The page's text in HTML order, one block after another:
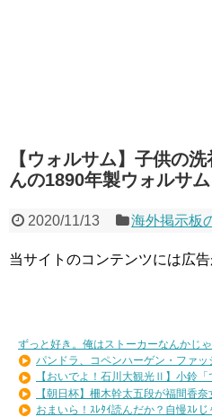
【ウォルサム】子供の
んの1890年製ウォルサ
2020/11/13 海外掲示板
当サイトのコンテンツには広告
ずっと好き。俺はストーカーなんかじゃ
パンドラ、コペンハーゲン・ファ
【おいでよ！石川大観光Ⅱ】小鈴
【朝日杯】柵木幹太五段が福間香奈
おまいら！ｽﾚﾀｲ読んだか？自慢ｽﾚ